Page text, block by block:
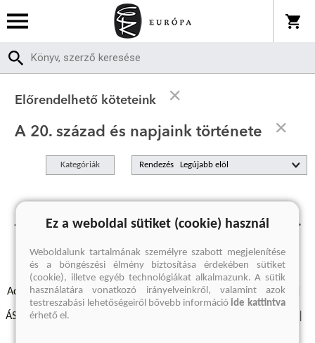
Előrendelhető köteteink
A 20. század és napjaink története
Kategóriák Rendezés
Jelenleg nincs előrendelhető termékünk.
Adatvédelmi szabályzatok Elállási felmondási nyilatkozat
ÁSZF - Vásárlási feltételek
Ez a weboldal sütiket (cookie) használ
Weboldalunk tartalmának személyre szabott megjelenítése
és a böngészési élmény biztosítása érdekében sütiket
(cookie), illetve egyéb technológiákat alkalmazunk. A sütik
használatára vonatkozó irányelveinkről, valamint azok
testreszabási lehetőségeiről bővebb információide kattintva
érhető el.